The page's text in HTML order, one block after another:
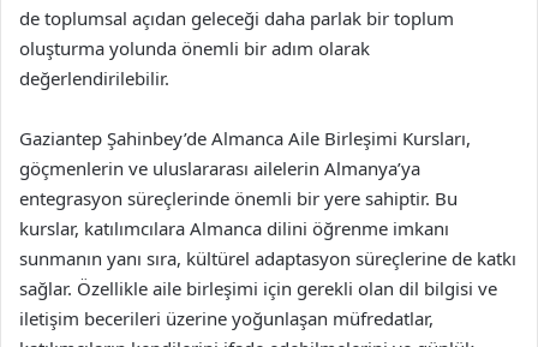
de toplumsal açıdan geleceği daha parlak bir toplum
oluşturma yolunda önemli bir adım olarak
değerlendirilebilir.
Gaziantep Şahinbey’de Almanca Aile Birleşimi Kursları,
göçmenlerin ve uluslararası ailelerin Almanya’ya
entegrasyon süreçlerinde önemli bir yere sahiptir. Bu
kurslar, katılımcılara Almanca dilini öğrenme imkanı
sunmanın yanı sıra, kültürel adaptasyon süreçlerine de katkı
sağlar. Özellikle aile birleşimi için gerekli olan dil bilgisi ve
iletişim becerileri üzerine yoğunlaşan müfredatlar,